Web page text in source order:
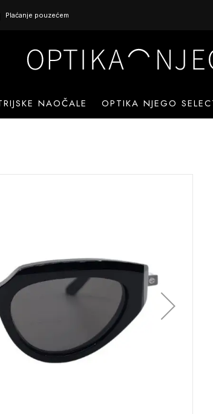
Plaćanje pouzećem
NAOČALE OPTIKA NJEGO